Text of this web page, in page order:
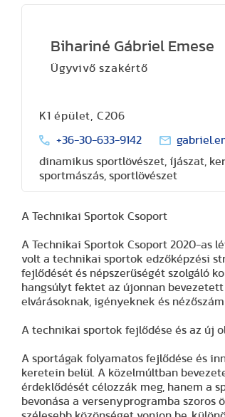
Bihariné Gábriel Emese
Ügyvivő szakértő
K1 épület, C206
+36-30-633-9142
dinamikus sportlövészet, íjászat,
sportmászás, sportlövészet
A Technikai Sportok Csoport
A Technikai Sportok Csoport 2020-as
volt a technikai sportok edzőképzési
fejlődését és népszerűségét szolgáló
hangsúlyt fektet az újonnan
elvárásoknak, igényeknek és
A technikai sportok fejlődése és az új
A sportágak folyamatos fejlődése és
keretein belül. A közelmúltban
érdeklődését célozzák meg, hanem a
bevonása a versenyprogramba